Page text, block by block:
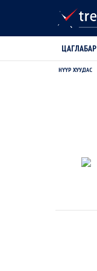
ЦАГЛАБАР
НҮҮР ХУУДАС